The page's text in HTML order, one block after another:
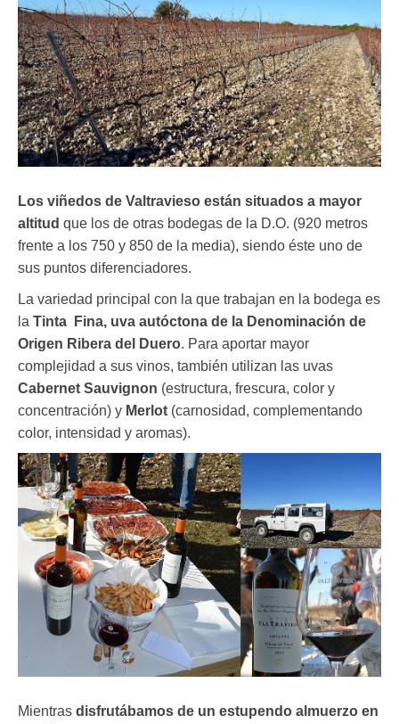
Los viñedos de Valtravieso están situados a mayor
altitud que los de otras bodegas de la D.O. (920 metros
frente a los 750 y 850 de la media), siendo éste uno de
sus puntos diferenciadores.
La variedad principal con la que trabajan en la bodega es
la Tinta Fina, uva autóctona de la Denominación de
Origen Ribera del Duero. Para aportar mayor
complejidad a sus vinos, también utilizan las uvas
Cabernet Sauvignon (estructura, frescura, color y
concentración) y Merlot (carnosidad, complementando
color, intensidad y aromas).
Mientras disfrutábamos de un estupendo almuerzo en